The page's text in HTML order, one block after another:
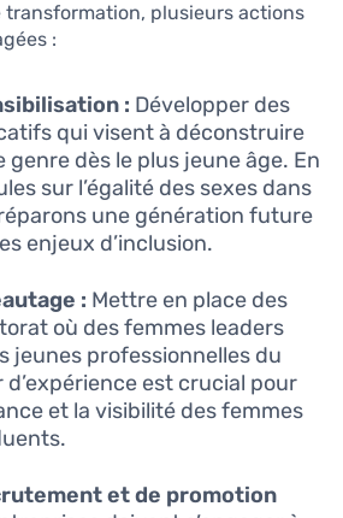
transformation, plusieurs actions
:
: Développer des
qui visent à déconstruire
genre dès le plus jeune âge. En
sur l’égalité des sexes dans
une génération future
enjeux d’inclusion.
: Mettre en place des
où des femmes leaders
jeunes professionnelles du
est crucial pour
et la visibilité des femmes
et de promotion